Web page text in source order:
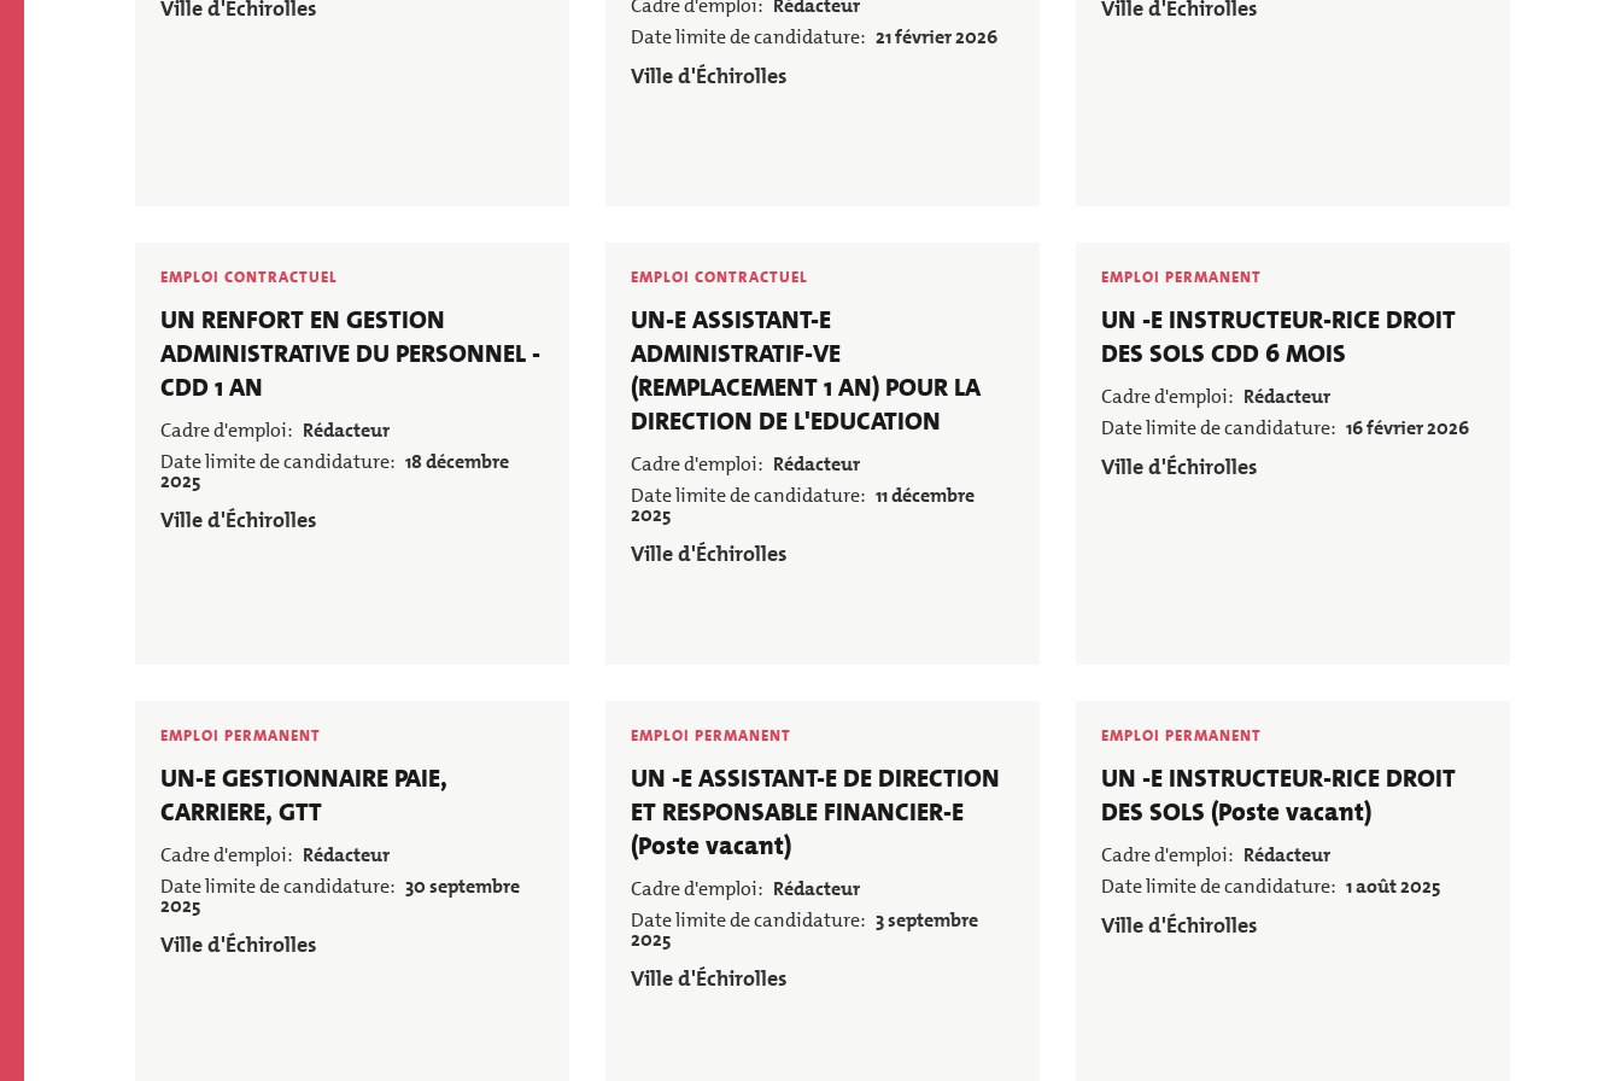
Annuaire des associations
VILLE ENGAGÉE
Déchèterie, tri
PETITE ENFANCE
BALADES ET
RANDONNÉES
Employeur
Ville d'Échirolles Cadre d'emploi
Rédacteur
Date limite de candidature
21 février 2026
Employeur
Ville d'Échirolles
Employeur
Ville d'Échirolles
Poste
EMPLOI CONTRACTUEL
UN RENFORT EN GESTION
ADMINISTRATIVE DU PERSONNEL -
CDD 1 AN
Cadre d'emploi
Rédacteur
Date limite de candidature
18 décembre
2025
Employeur
Ville d'Échirolles
Poste
EMPLOI CONTRACTUEL
UN-E ASSISTANT-E
ADMINISTRATIF-VE
(REMPLACEMENT 1 AN) POUR LA
DIRECTION DE L'EDUCATION
Cadre d'emploi
Rédacteur
Date limite de candidature
11 décembre
2025
Employeur
Ville d'Échirolles
Poste
EMPLOI PERMANENT
UN -E INSTRUCTEUR-RICE DROIT
DES SOLS CDD 6 MOIS
Cadre d'emploi
Rédacteur
Date limite de candidature
16 février 2026
Employeur
Ville d'Échirolles
Poste
EMPLOI PERMANENT
UN-E GESTIONNAIRE PAIE,
CARRIERE, GTT
Cadre d'emploi
Rédacteur
Date limite de candidature
30 septembre
2025
Employeur
Ville d'Échirolles
Poste
EMPLOI PERMANENT
UN -E ASSISTANT-E DE DIRECTION
ET RESPONSABLE FINANCIER-E
(Poste vacant)
Cadre d'emploi
Rédacteur
Date limite de candidature
3 septembre
2025
Employeur
Ville d'Échirolles
Poste
EMPLOI PERMANENT
UN -E INSTRUCTEUR-RICE DROIT
DES SOLS (Poste vacant)
Cadre d'emploi
Rédacteur
Date limite de candidature
1 août 2025
Employeur
Ville d'Échirolles